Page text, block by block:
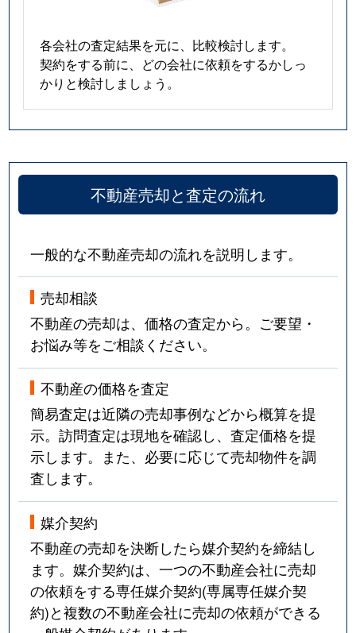
各会社の査定結果を元に、比較検討します。
契約をする前に、どの会社に依頼をするかしっ
かりと検討しましょう。
不動産売却と査定の流れ
一般的な不動産売却の流れを説明します。
売却相談
不動産の売却は、価格の査定から。ご要望・
お悩み等をご相談ください。
不動産の価格を査定
簡易査定は近隣の売却事例などから概算を提
示。訪問査定は現地を確認し、査定価格を提
示します。また、必要に応じて売却物件を調
査します。
媒介契約
不動産の売却を決断したら媒介契約を締結し
ます。媒介契約は、一つの不動産会社に売却
の依頼をする専任媒介契約(専属専任媒介契
約)と複数の不動産会社に売却の依頼ができる